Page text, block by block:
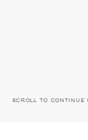
SCROLL TO CONTINUE